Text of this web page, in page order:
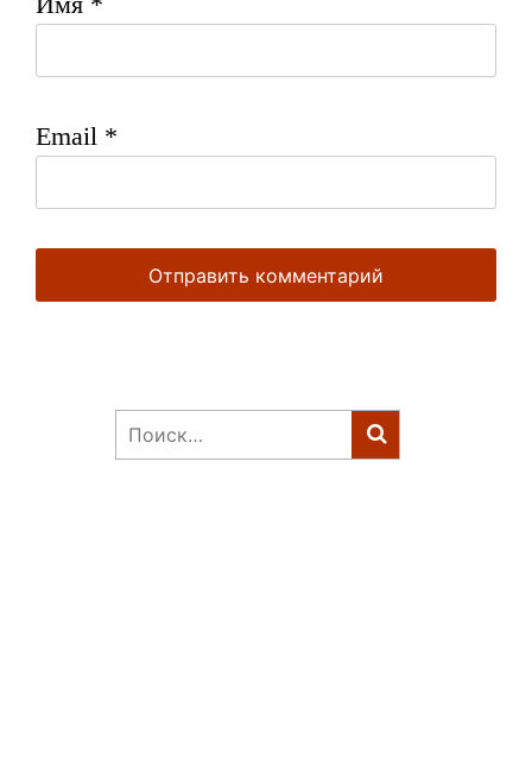
Email *
Найти: